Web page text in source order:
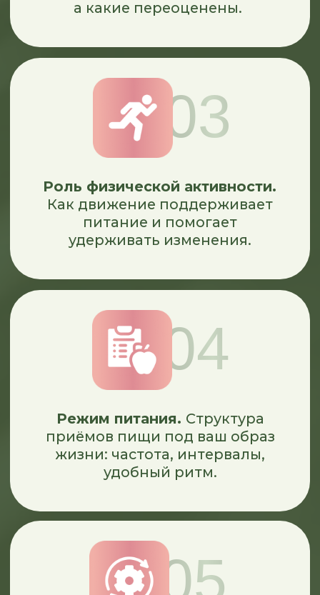
10
Тарелка здорового питания.
Сбалансированные приёмы пищи
без подсчётов и диет — понятный
принцип на каждый день.
12
Собрать всё в систему.
Подведем итоги, пройдете
тестирования и получите
поддержку на финальном эфире
11
Биохимия продуктов.Как еда
усваивается и почему состав/
«эффект» от продукта.
ПРАКТИЧЕСКАЯ ЧАСТЬ